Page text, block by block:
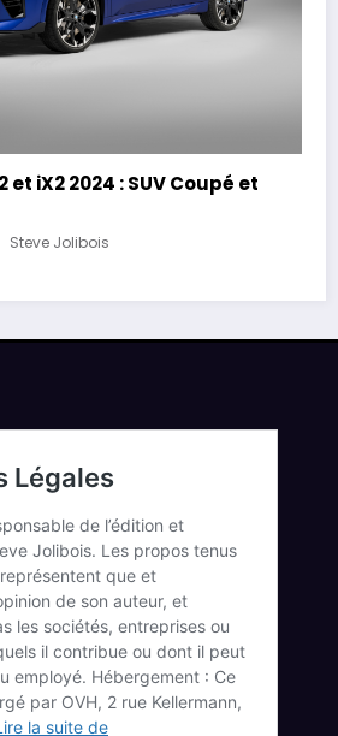
et iX2 2024 : SUV Coupé et
Steve Jolibois